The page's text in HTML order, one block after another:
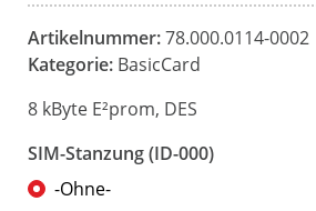
Artikelnummer:78.000.0114-0002
Kategorie: BasicCard
8 kByte E²prom, DES
SIM-Stanzung (ID-000)
-Ohne-